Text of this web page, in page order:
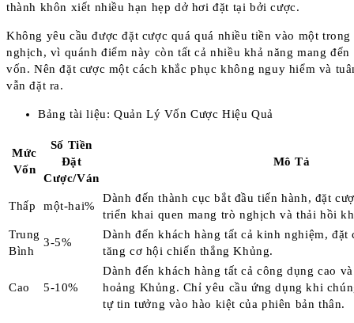
thành khôn xiết nhiều hạn hẹp dở hơi đặt tại bởi cược.
Không yêu cầu được đặt cược quá quá nhiều tiền vào một trong
nghịch, vì quánh điểm này còn tất cả nhiều khả năng mang đến
vốn. Nên đặt cược một cách khắc phục không nguy hiểm và
vẫn đặt ra.
Bảng tài liệu: Quản Lý Vốn Cược Hiệu Quả
Mức
Vốn
Số Tiền
Đặt
Cược/Ván
Mô Tả
Thấp một-hai%
Dành đến thành cục bắt đầu tiến hành, đặt
triển khai quen mang trò nghịch và thải hồi
Trung
Bình
3-5%
Dành đến khách hàng tất cả kinh nghiệm, đặt
tăng cơ hội chiến thắng Khủng.
Cao 5-10%
Dành đến khách hàng tất cả công dụng cao
hoảng Khủng. Chỉ yêu cầu ứng dụng khi
tự tin tưởng vào hào kiệt của phiên bản thân.